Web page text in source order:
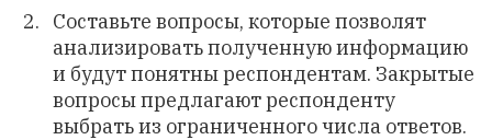
Составьте вопросы, которые позволят
анализировать полученную информацию
и будут понятны респондентам. Закрытые
вопросы предлагают респонденту
выбрать из ограниченного числа ответов.